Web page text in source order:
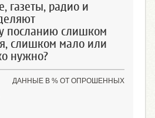
газеты, радио и
посланию слишком
слишком мало или
нужно?
ДАННЫЕ В % ОТ ОПРОШЕННЫХ